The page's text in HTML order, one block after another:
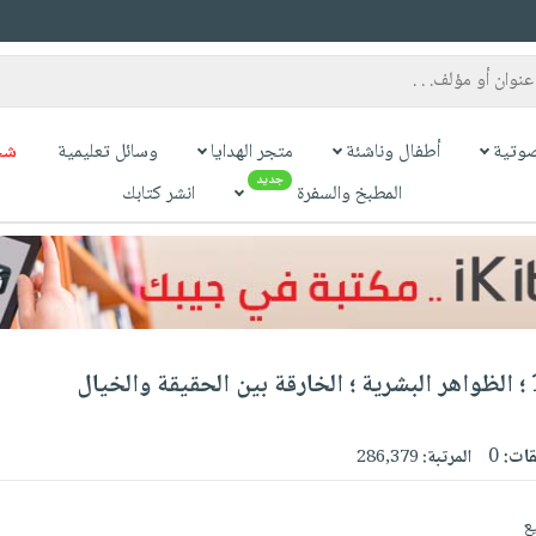
أطفال وناشئة متجر الهدايا وسائل تعليمية
المطبخ والسفرة جديد انشر كتابك
0 المرتبة:286,379